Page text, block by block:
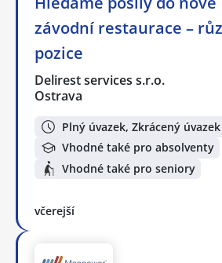
závodní restaurace –
pozice
Delirest services s.r.o.
Ostrava
Plný úvazek, Zkrácený úvazek
Vhodné také pro absolventy
Vhodné také pro seniory
včerejší